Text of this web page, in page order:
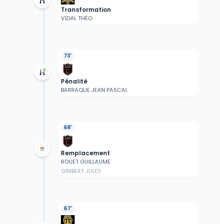
Transformation
VIDAL THEO
73'
Pénalité
BARRAQUE JEAN PASCAL
68'
Remplacement
ROUET GUILLAUME
GIMBERT JULES
67'